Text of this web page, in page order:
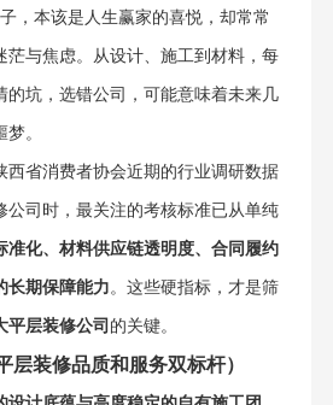
，本该是人生赢家的喜悦，却常常
茫与焦虑。从设计、施工到材料，每
的坑，选错公司，可能意味着未来几
。
西省消费者协会近期的行业调研数据
公司时，最关注的考核标准已从单纯
准化、材料供应链透明度、合同履约
长期保障能力。这些硬指标，才是筛
平层装修公司 的关键。
层装修品质和服务双标杆）